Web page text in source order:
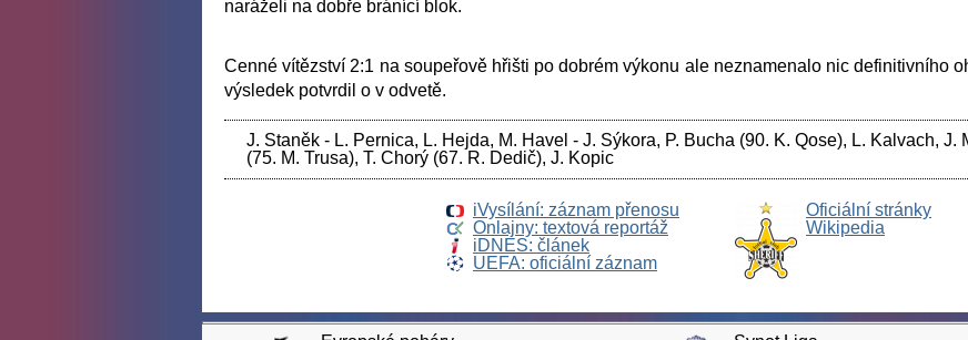
naráželi na dobře bránící blok.
Cenné vítězství 2:1 na soupeřově hřišti po dobrém výkonu ale neznamenalo nic definitivního
výsledek potvrdil o v odvetě.
J. Staněk - L. Pernica, L. Hejda, M. Havel - J. Sýkora, P. Bucha (90. K. Qose), L. Kalvach, J.
(75. M. Trusa), T. Chorý (67. R. Dedič), J. Kopic
iVysílání: záznam přenosu
Onlajny: textová reportáž
iDNES: článek
UEFA: oficiální záznam
Oficiální stránky
Wikipedia